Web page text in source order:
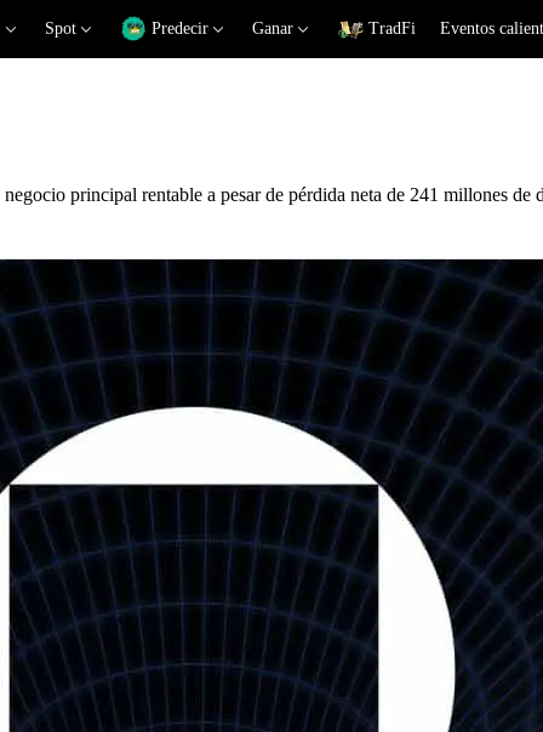
Spot Predecir Ganar TradFi Eventos
principal rentable a pesar de pérdida neta de 241 millones de